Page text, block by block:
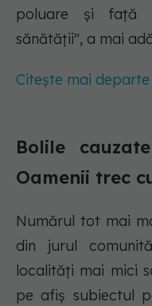
poluare şi faţă
sănătăţii", a mai
Citește mai
Bolile
Oamenii trec
Numărul tot mai
din jurul
localități mai mici
pe afiș subiectul